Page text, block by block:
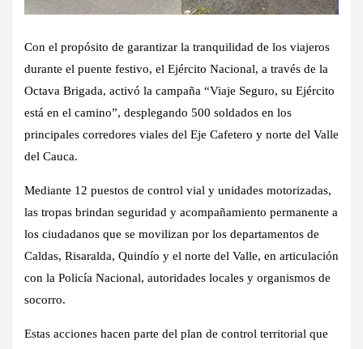
Con el propósito de garantizar la tranquilidad de los viajeros
durante el puente festivo, el Ejército Nacional, a través de la
Octava Brigada, activó la campaña “Viaje Seguro, su Ejército
está en el camino”, desplegando 500 soldados en los
principales corredores viales del Eje Cafetero y norte del Valle
del Cauca.
Mediante 12 puestos de control vial y unidades motorizadas,
las tropas brindan seguridad y acompañamiento permanente a
los ciudadanos que se movilizan por los departamentos de
Caldas, Risaralda, Quindío y el norte del Valle, en articulación
con la Policía Nacional, autoridades locales y organismos de
socorro.
Estas acciones hacen parte del plan de control territorial que